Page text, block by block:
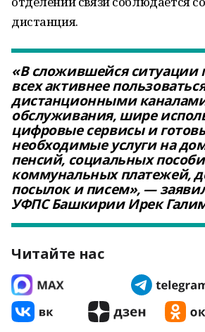
дистанция.
«В сложившейся
всех активнее
дистанционными
обслуживания, шире
цифровые сервисы и
необходимые услуги на
пенсий, социальных
коммунальных платежей,
посылок и писем», —
УФПС Башкирии Ирек
Читайте нас